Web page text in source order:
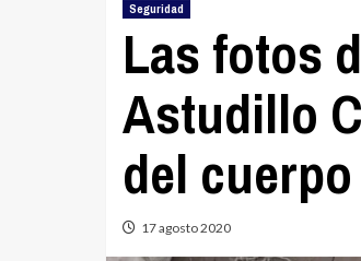
Seguridad
Las fotos
Astudillo
del cuerpo
17 agosto 2020